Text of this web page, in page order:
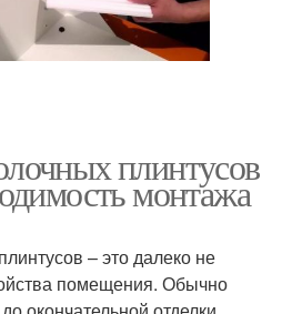
плинтусов
монтажа
– это далеко не
помещения. Обычно